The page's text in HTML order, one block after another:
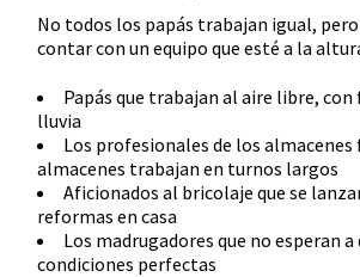
No todos los papás trabajan igual,
contar con un equipo que esté a la
Papás que trabajan al aire libre,
lluvia
Los profesionales de los
almacenes trabajan en turnos largos
Aficionados al bricolaje que se
reformas en casa
Los madrugadores que no esperan a
condiciones perfectas